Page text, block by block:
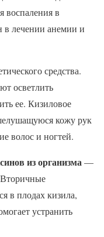
воспаления в
в лечении анемии и
средства.
осветлить
ее. Кизиловое
кожу рук
волос и ногтей.
из организма—
Вторичные
в плодах кизила,
устранить